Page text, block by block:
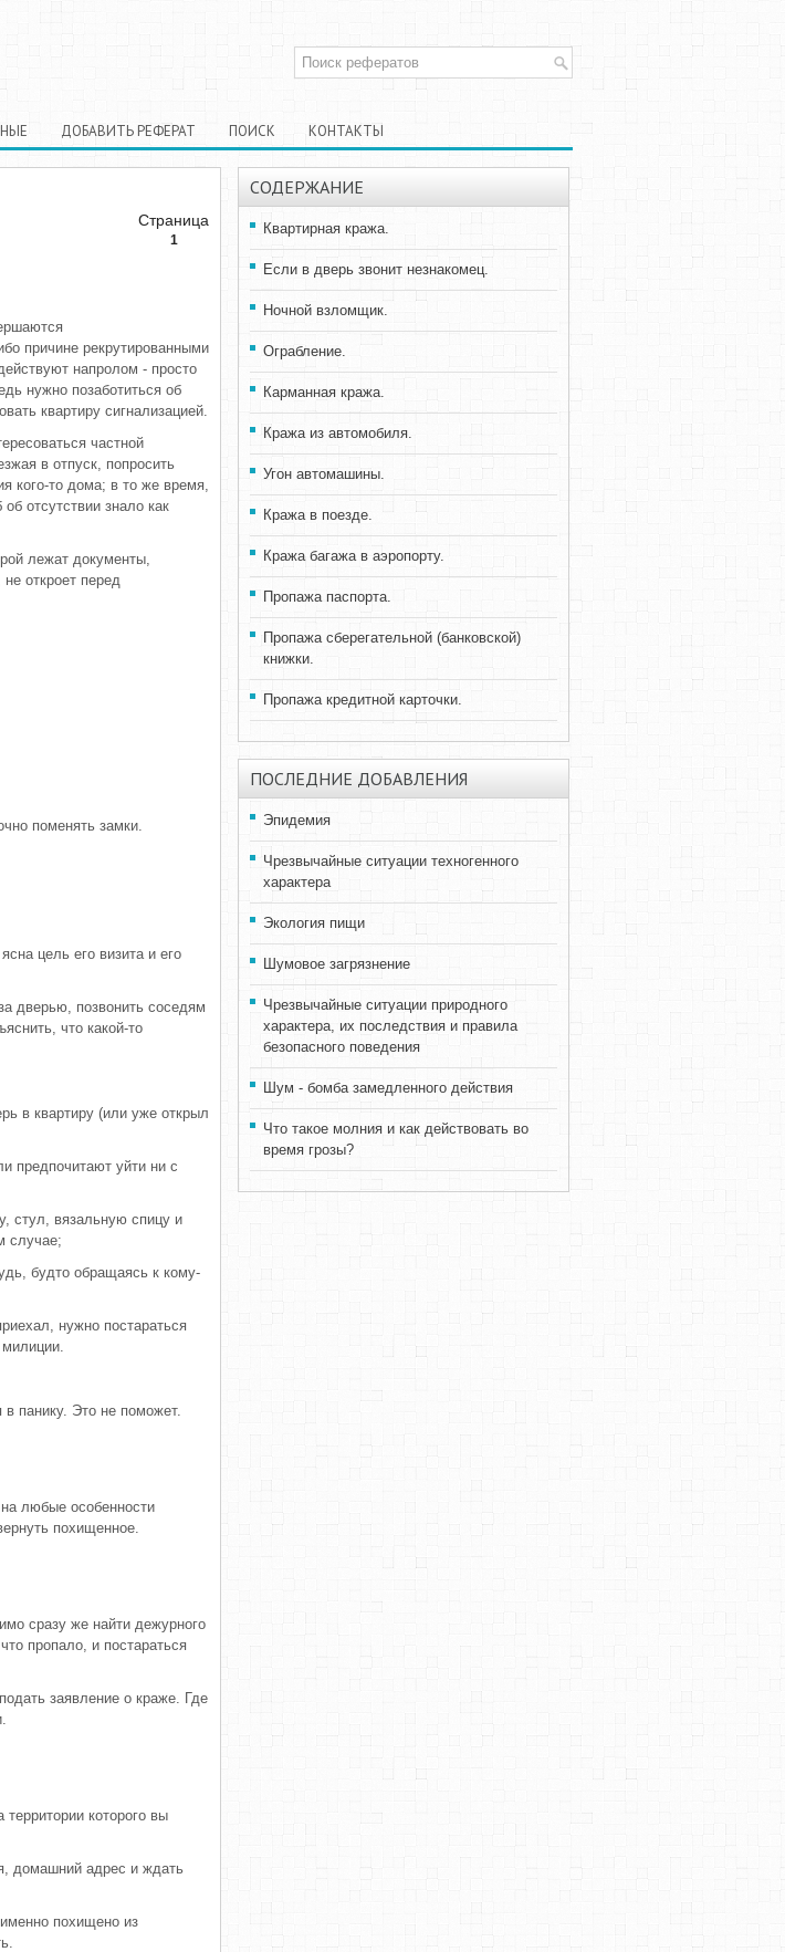
ДОБАВИТЬ РЕФЕРАТ ПОИСК КОНТАКТЫ
Страница
1
причине рекрутированными
напролом - просто
нужно позаботиться об
квартиру сигнализацией.
частной
в отпуск, попросить
кого-то дома; в то же время,
отсутствии знало как
лежат документы,
откроет перед
поменять замки.
цель его визита и его
дверью, позвонить соседям
что какой-то
в квартиру (или уже открыл
предпочитают уйти ни с
стул, вязальную спицу и
случае;
будто обращаясь к кому-
нужно постараться
милиции.
в панику. Это не поможет.
любые особенности
похищенное.
сразу же найти дежурного
пропало, и постараться
заявление о краже. Где
которого вы
домашний адрес и ждать
похищено из
СОДЕРЖАНИЕ
Квартирная кража.
Если в дверь звонит незнакомец.
Ночной взломщик.
Ограбление.
Карманная кража.
Кража из автомобиля.
Угон автомашины.
Кража в поезде.
Кража багажа в аэропорту.
Пропажа паспорта.
Пропажа сберегательной (банковской)
книжки.
Пропажа кредитной карточки.
ПОСЛЕДНИЕ ДОБАВЛЕНИЯ
Эпидемия
Чрезвычайные ситуации техногенного
характера
Экология пищи
Шумовое загрязнение
Чрезвычайные ситуации природного
характера, их последствия и правила
безопасного поведения
Шум - бомба замедленного действия
Что такое молния и как действовать во
время грозы?